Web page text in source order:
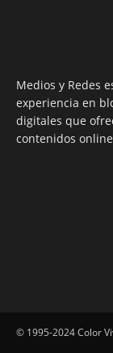
Medios y Redes
experiencia en
digitales que
contenidos
© 1995-2024 Color